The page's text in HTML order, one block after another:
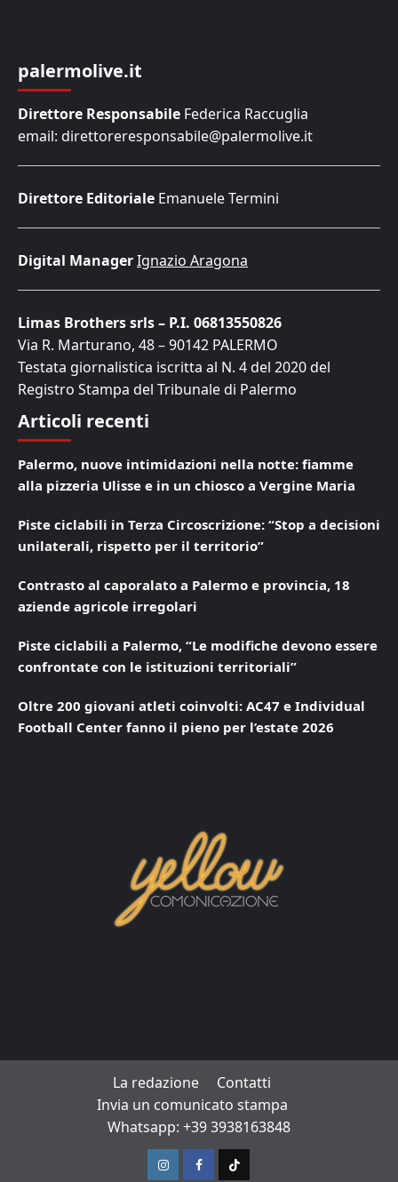
palermolive.it
Direttore Responsabile Federica Raccuglia
email: direttoreresponsabile@palermolive.it
Direttore Editoriale Emanuele Termini
Digital ManagerIgnazio Aragona
Limas Brothers srls – P.I. 06813550826
Via R. Marturano, 48 – 90142 PALERMO
Testata giornalistica iscritta al N. 4 del 2020 del
Registro Stampa del Tribunale di Palermo
Articoli recenti
Palermo, nuove intimidazioni nella notte: fiamme
alla pizzeria Ulisse e in un chiosco a Vergine Maria
Piste ciclabili in Terza Circoscrizione: “Stop a decisioni
unilaterali, rispetto per il territorio”
Contrasto al caporalato a Palermo e provincia, 18
aziende agricole irregolari
Piste ciclabili a Palermo, “Le modifiche devono essere
confrontate con le istituzioni territoriali”
Oltre 200 giovani atleti coinvolti: AC47 e Individual
Football Center fanno il pieno per l’estate 2026
La redazione
Contatti
Invia un comunicato stampa
Whatsapp: +39 3938163848
InstagramFacebook
TikTok